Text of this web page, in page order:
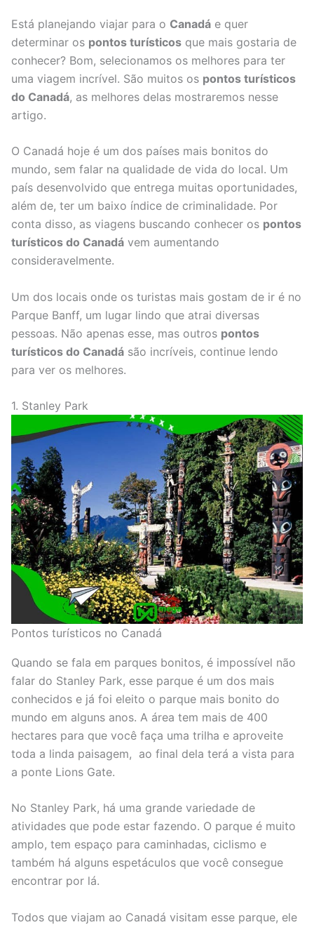
Está planejando viajar para o Canadá e quer
determinar os pontos turísticos que mais gostaria de
conhecer? Bom, selecionamos os melhores para ter
uma viagem incrível. São muitos os pontos turísticos
do Canadá, as melhores delas mostraremos nesse
artigo.
O Canadá hoje é um dos países mais bonitos do
mundo, sem falar na qualidade de vida do local. Um
país desenvolvido que entrega muitas oportunidades,
além de, ter um baixo índice de criminalidade. Por
conta disso, as viagens buscando conhecer os pontos
turísticos do Canadá vem aumentando
consideravelmente.
Um dos locais onde os turistas mais gostam de ir é no
Parque Banff, um lugar lindo que atrai diversas
pessoas. Não apenas esse, mas outros pontos
turísticos do Canadá são incríveis, continue lendo
para ver os melhores.
1. Stanley Park
Pontos turísticos no Canadá
Quando se fala em parques bonitos, é impossível não
falar do Stanley Park, esse parque é um dos mais
conhecidos e já foi eleito o parque mais bonito do
mundo em alguns anos. A área tem mais de 400
hectares para que você faça uma trilha e aproveite
toda a linda paisagem, ao final dela terá a vista para
a ponte Lions Gate.
No Stanley Park, há uma grande variedade de
atividades que pode estar fazendo. O parque é muito
amplo, tem espaço para caminhadas, ciclismo e
também há alguns espetáculos que você consegue
encontrar por lá.
Todos que viajam ao Canadá visitam esse parque, ele